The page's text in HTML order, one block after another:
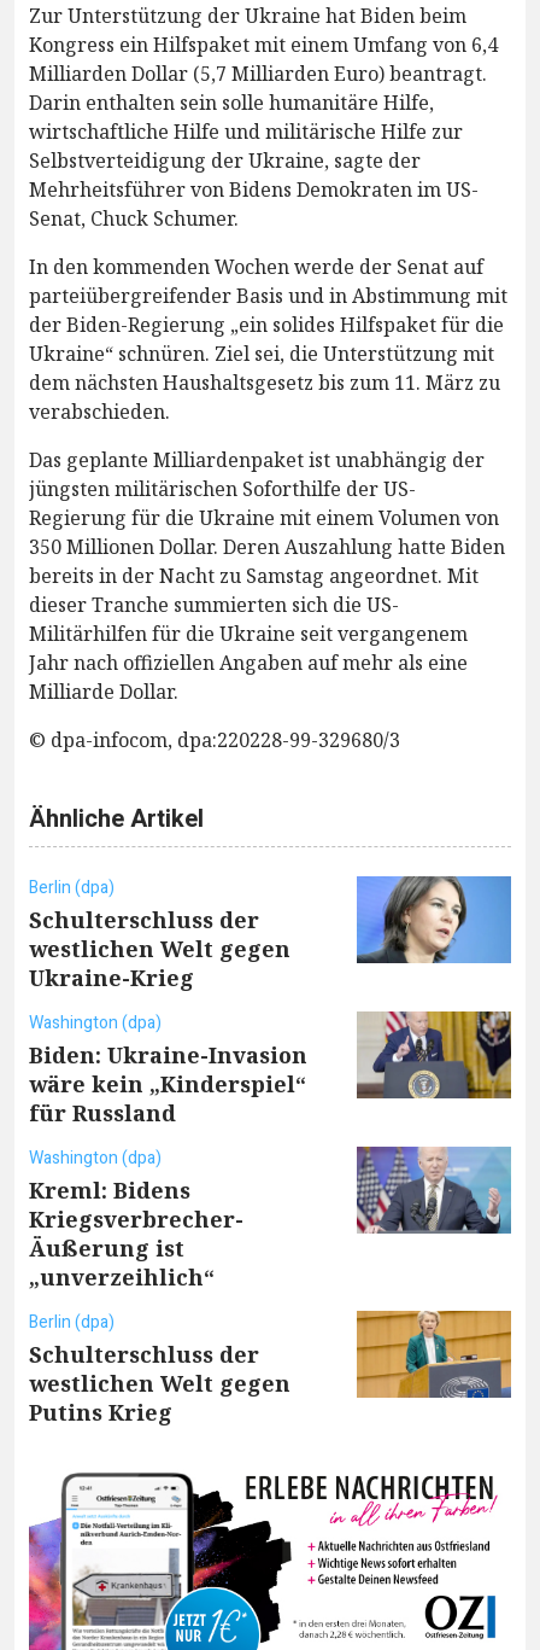
Zur Unterstützung der Ukraine hat Biden beim
Kongress ein Hilfspaket mit einem Umfang von 6,4
Milliarden Dollar (5,7 Milliarden Euro) beantragt.
Darin enthalten sein solle humanitäre Hilfe,
wirtschaftliche Hilfe und militärische Hilfe zur
Selbstverteidigung der Ukraine, sagte der
Mehrheitsführer von Bidens Demokraten im US-
Senat, Chuck Schumer.
In den kommenden Wochen werde der Senat auf
parteiübergreifender Basis und in Abstimmung mit
der Biden-Regierung „ein solides Hilfspaket für die
Ukraine“ schnüren. Ziel sei, die Unterstützung mit
dem nächsten Haushaltsgesetz bis zum 11. März zu
verabschieden.
Das geplante Milliardenpaket ist unabhängig der
jüngsten militärischen Soforthilfe der US-
Regierung für die Ukraine mit einem Volumen von
350 Millionen Dollar. Deren Auszahlung hatte Biden
bereits in der Nacht zu Samstag angeordnet. Mit
dieser Tranche summierten sich die US-
Militärhilfen für die Ukraine seit vergangenem
Jahr nach offiziellen Angaben auf mehr als eine
Milliarde Dollar.
© dpa-infocom, dpa:220228-99-329680/3
Ähnliche Artikel
Berlin (dpa)
Schulterschluss der
westlichen Welt gegen
Ukraine-Krieg
Washington (dpa)
Biden: Ukraine-Invasion
wäre kein „Kinderspiel“
für Russland
Washington (dpa)
Kreml: Bidens
Kriegsverbrecher-
Äußerung ist
„unverzeihlich“
Berlin (dpa)
Schulterschluss der
westlichen Welt gegen
Putins Krieg